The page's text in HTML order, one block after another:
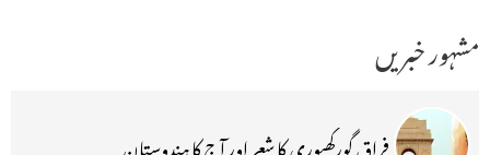
مشہور خبریں
فراق گورکھپوری کا شعر اور آج کا ہندوستان